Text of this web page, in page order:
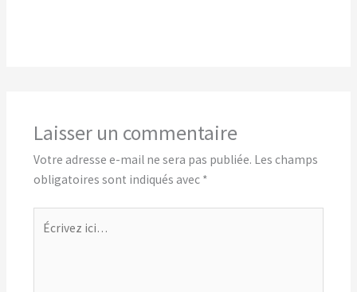
Laisser un commentaire
Votre adresse e-mail ne sera pas publiée. Les champs
obligatoires sont indiqués avec *
ici…